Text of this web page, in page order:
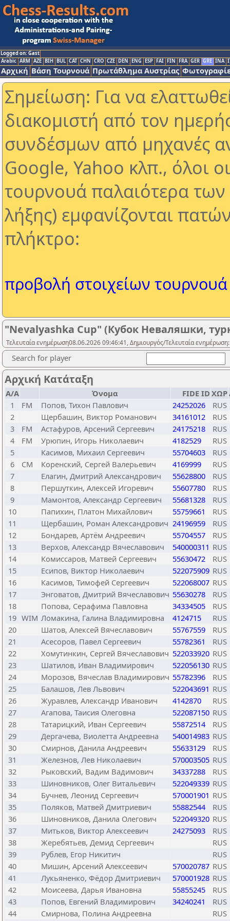
Logged on: Gast
Arabic ARM AZE BIH BUL CAT CHN CRO CZE DEN ENG ESP FAI FIN FRA GER GRE INA
Αρχική Βάση Τουρνουά Πρωτάθλημα Αυστρίας
Σημείωση: Για να
διακομιστή από τον
συνδέσμων από μηχανές
Google, Yahoo κλπ., όλοι
τουρνουά παλαιότερα
λήξης) εμφανίζονται
πλήκτρο:
προβολή στοιχείων τουρνουά
"Nevalyashka Cup" (Кубок Неваляшки,
Τελευταία ενημέρωση08.06.2026 09:46:41, Δημιουργός/Τελευταία
Search for player
Αρχική Κατάταξη
Α/Α Όνομα FIDE ID ΧΩΡ
1
FM Попов, Тихон Павлович 24252026
RUS
2
Щербашин, Виктор Романович 34161012
RUS
3
FM Астафуров, Арсений Сергеевич 24175218
RUS
4
FM Урюпин, Игорь Николаевич 4182529
RUS
5
Касимов, Михаил Сергеевич 55704603
RUS
6
CM Коренский, Сергей Валерьевич 4169999
RUS
7
Елагин, Дмитрий Александрович 55628800
RUS
8
Першуткин, Алексей Игоревич 55607780
RUS
9
Мамонтов, Александр Сергеевич 55681328
RUS
10
Папихин, Платон Михайлович 55759661
RUS
11
Щербашин, Роман Александрович 24196959
RUS
12
Бондарев, Артём Андреевич 55704557
RUS
13
Верхов, Александр Вячеславович 540000311 RUS
14
Комиссаров, Матвей Сергеевич 55630472
RUS
15
Есипов, Виктор Николаевич 522075909 RUS
16
Касимов, Тимофей Сергеевич 522068007 RUS
17
Энговатов, Дмитрий Вячеславович 55630278
RUS
18
Попова, Серафима Павловна 34334505
RUS
19 WIM Ломакина, Галина Владимировна 4124715
RUS
20
Шатов, Алексей Вячеславович 55767559
RUS
21
Асесоров, Павел Сергеевич 55782361
RUS
22
Хомутинкин, Сергей Вячеславович 522033920 RUS
23
Шатилов, Иван Владимирович 522056130 RUS
24
Морозов, Вячеслав Владимирович 55782396
RUS
25
Балашов, Лев Львович 522043691 RUS
26
Журавлев, Александр Иванович 4142870
RUS
27
Агапова, Таисия Олеговна 522087150 RUS
28
Татарицкий, Иван Сергеевич 55872514
RUS
29
Дергачева, Виолетта Андреевна 540014983 RUS
30
Смирнов, Данила Андреевич 55633129
RUS
31
Железнов, Лев Николаевич 570003505 RUS
32
Рыковский, Вадим Вадимович 34337288
RUS
33
Шиновников, Олег Витальевич 522049339 RUS
34
Бучнев, Леонид Сергеевич 570001901 RUS
35
Поляков, Матвей Дмитриевич 55882544
RUS
36
Шиновников, Данила Олегович 522049320 RUS
37
Митьков, Виктор Алексеевич 24275093
RUS
38
Жеребятьев, Демид Сергеевич
RUS
39
Рублев, Егор Никитич
RUS
40
Мишин, Арсений Алексеевич 570020787 RUS
41
Лукьяненко, Фёдор Дмитриевич 570001928 RUS
42
Моисеева, Дарья Ивановна 55855245
RUS
43
Попов, Евгений Владимирович 34240241
RUS
44
Смирнова, Полина Андреевна
RUS